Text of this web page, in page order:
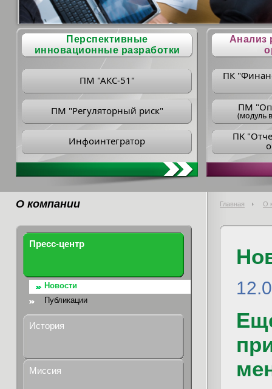
Перспективные
инновационные разработки
ПМ "АКС-51"
ПМ "Регуляторный риск"
Инфоинтегратор
Анализ
ПК
ПM
(модуль
ПK
О компании Главная О
Пресс-центр
Новости
Публикации
История
Миссия